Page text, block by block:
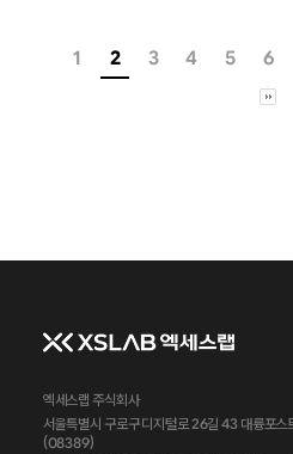
1 2 3 4 5 6
엑세스랩 주식회사
서울특별시 구로구 디지털로 26길 43 대륭포
(08389)